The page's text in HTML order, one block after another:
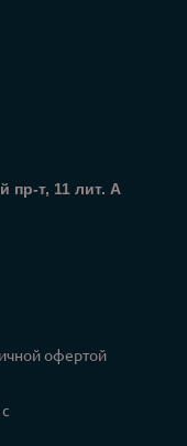
пр-т, 11 лит. А
офертой